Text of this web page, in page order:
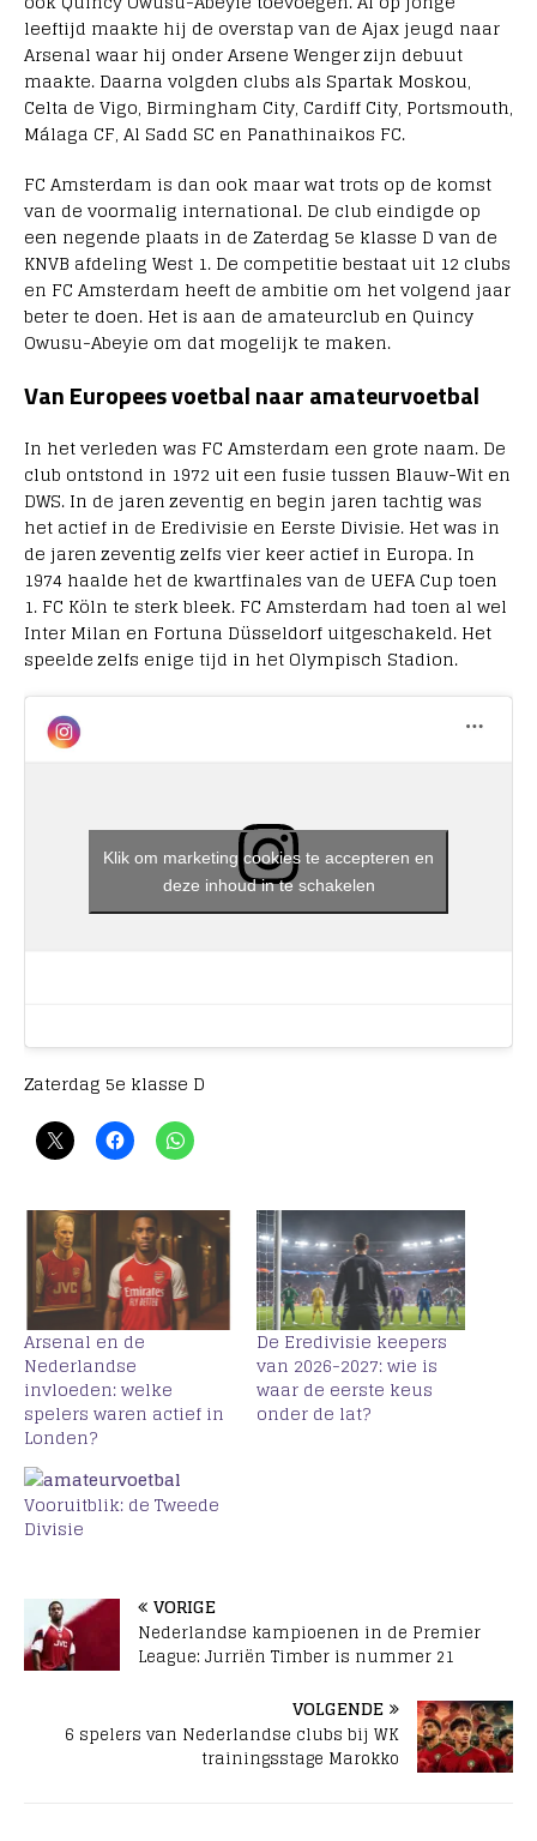
leeftijd maakte hij de overstap van de Ajax jeugd naar
Arsenal waar hij onder Arsene Wenger zijn debuut
maakte. Daarna volgden clubs als Spartak Moskou,
Celta de Vigo, Birmingham City, Cardiff City, Portsmouth,
Málaga CF, Al Sadd SC en Panathinaikos FC.
FC Amsterdam is dan ook maar wat trots op de komst
van de voormalig international. De club eindigde op
een negende plaats in de Zaterdag 5e klasse D van de
KNVB afdeling West 1. De competitie bestaat uit 12 clubs
en FC Amsterdam heeft de ambitie om het volgend jaar
beter te doen. Het is aan de amateurclub en Quincy
Owusu-Abeyie om dat mogelijk te maken.
Van Europees voetbal naar amateurvoetbal
In het verleden was FC Amsterdam een grote naam. De
club ontstond in 1972 uit een fusie tussen Blauw-Wit en
DWS. In de jaren zeventig en begin jaren tachtig was
het actief in de Eredivisie en Eerste Divisie. Het was in
de jaren zeventig zelfs vier keer actief in Europa. In
1974 haalde het de kwartfinales van de UEFA Cup toen
1. FC Köln te sterk bleek. FC Amsterdam had toen al wel
Inter Milan en Fortuna Düsseldorf uitgeschakeld. Het
speelde zelfs enige tijd in het Olympisch Stadion.
Klik om marketing cookies te accepteren en
deze inhoud in te schakelen
Zaterdag 5e klasse D
Arsenal en de
Nederlandse
invloeden: welke
spelers waren actief in
Londen?
De Eredivisie keepers
van 2026-2027: wie is
waar de eerste keus
onder de lat?
Vooruitblik: de Tweede
Divisie
VORIGE
Nederlandse kampioenen in de Premier
League: Jurriën Timber is nummer 21
VOLGENDE
6 spelers van Nederlandse clubs bij WK
trainingsstage Marokko